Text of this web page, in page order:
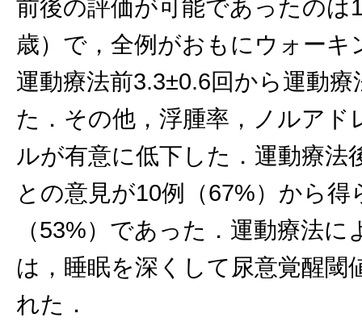
前後の評価が可能であったのは
歳）で，全例がおもにウォー
運動療法前3.3±0.6回から運動
た．その他，浮腫率，ノルア
ルが有意に低下した．運動療
との意見が10例（67%）から
（53%）であった．運動療法
は，睡眠を深くして尿意覚醒
れた．